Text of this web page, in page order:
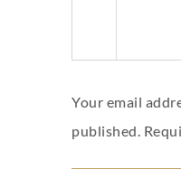
Your email
published.